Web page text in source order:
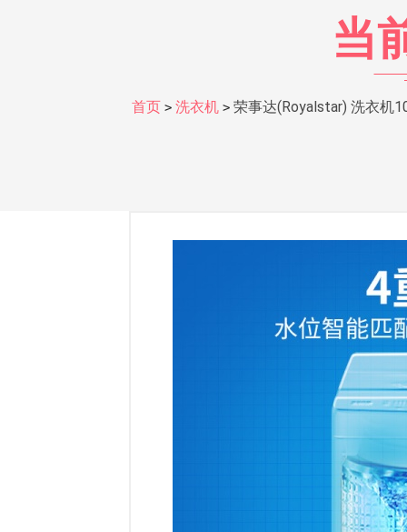
当
首页 > 洗衣机 >荣事达(Royalstar) 洗衣机